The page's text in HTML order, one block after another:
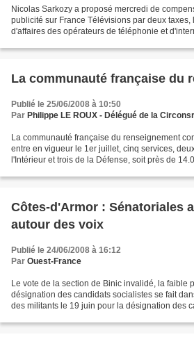
Nicolas Sarkozy a proposé mercredi de
publicité sur France Télévisions par deux taxes,
d'affaires des opérateurs de téléphonie et
La communauté française du
Publié le 25/06/2008 à 10:50
Par Philippe LE ROUX - Délégué de la
La communauté française du renseignement
entre en vigueur le 1er juillet, cinq services,
l'Intérieur et trois de la Défense, soit près de
Côtes-d'Armor : Sénatoriales
autour des voix
Publié le 24/06/2008 à 16:12
Par Ouest-France
Le vote de la section de Binic invalidé, la faible
désignation des candidats socialistes se fait
des militants le 19 juin pour la désignation des